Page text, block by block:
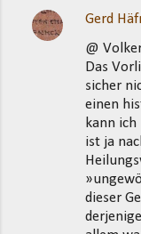
Gerd
@
Das
sicher
einen
kann
ist ja
dieser